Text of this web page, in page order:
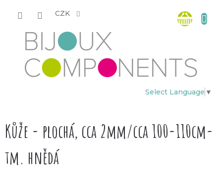
CZK
Select Language ▼
košík
Kůže - plochá, cca 2mm/cca 100-110cm-
tm. hnědá